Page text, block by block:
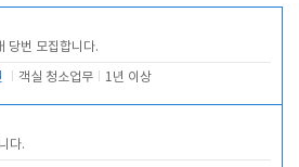
당번 모집합니다.
객실 청소업무 1년 이상
다.